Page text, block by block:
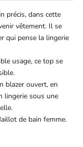
précis, dans cette
vêtement. Il se
qui pense la lingerie
usage, ce top se
blazer ouvert, en
lingerie sous une
de bain femme.